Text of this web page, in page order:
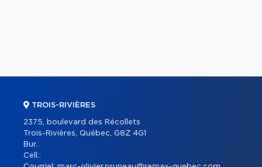
TROIS-RIVIÈRES
2375, boulevard des Récollets
Trois-Rivières, Québec, G8Z 4G1
Bur.:
Cell.: